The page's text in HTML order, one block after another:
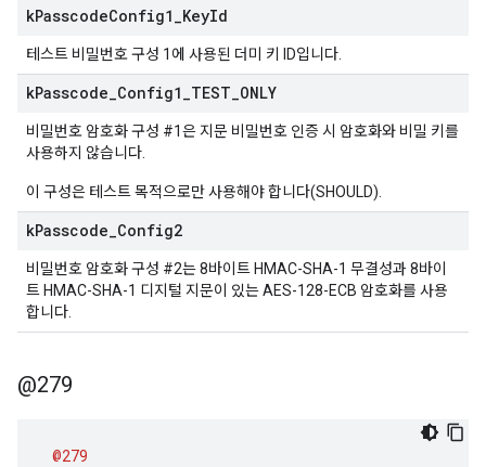
kPasscodeConfig1 KeyId
테스트 비밀번호 구성 1에 사용된 더미 키 ID입니다.
kPasscode Config1 TEST ONLY
비밀번호 암호화 구성 #1은 지문 비밀번호 인증 시 암호화와 비밀 키를
사용하지 않습니다.
이 구성은 테스트 목적으로만 사용해야 합니다(SHOULD).
kPasscode Config2
비밀번호 암호화 구성 #2는 8바이트 HMAC-SHA-1 무결성과 8바이
트 HMAC-SHA-1 디지털 지문이 있는 AES-128-ECB 암호화를 사용
합니다.
@279
@279